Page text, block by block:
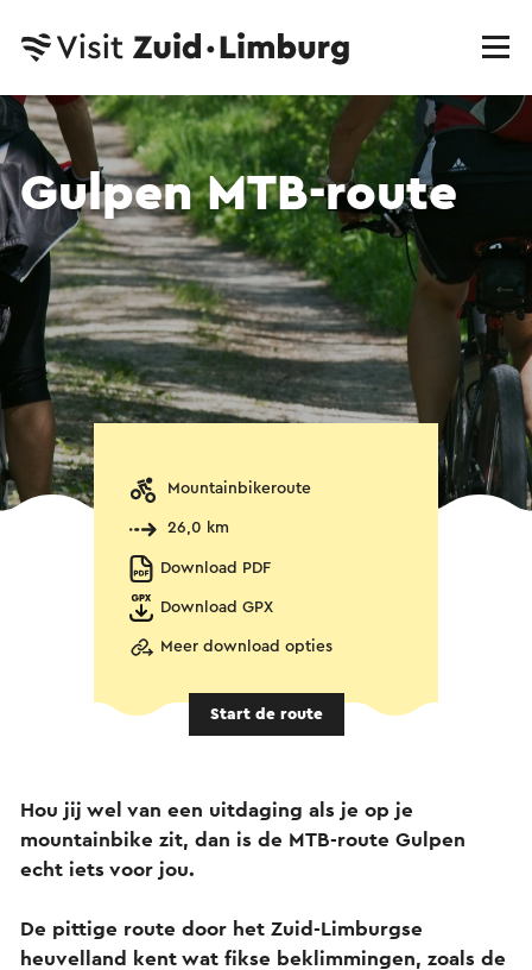
Gulpen MTB-route
Mountainbikeroute
26,0 km
Download PDF
Download GPX
Meer download opties
Start de route
Hou jij wel van een uitdaging als je op je
mountainbike zit, dan is de MTB-route Gulpen
echt iets voor jou.
De pittige route door het Zuid-Limburgse
heuvelland kent wat fikse beklimmingen, zoals de